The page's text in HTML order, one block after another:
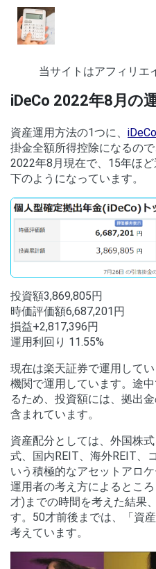
当サイトはアフィリエ
iDeCo 2022年8月の
資産運用方法の1つに、
掛金全額所得控除になるので
2022年8月現在で、15年ほ
下のようになっています。
投資額3,869,805円
時価評価額6,687,201円
損益+2,817,396円
運用利回り 11.55%
現在は楽天証券で運用して
機関で運用しています。途
るため、投資額には、拠出
含まれています。
資産配分としては、外国株
式、国内REIT、海外REIT、
いう積極的なアセットアロ
運用者の考え方によるとこ
才)までの時間を考えた結果
す。50才前後までは、「資
考えています。